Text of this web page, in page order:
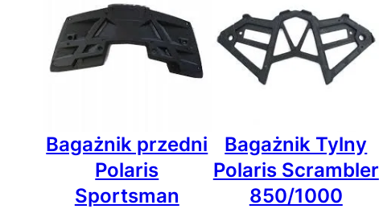
Bagażnik przedni
Polaris
Sportsman
Bagażnik Tylny
Polaris Scrambler
850/1000